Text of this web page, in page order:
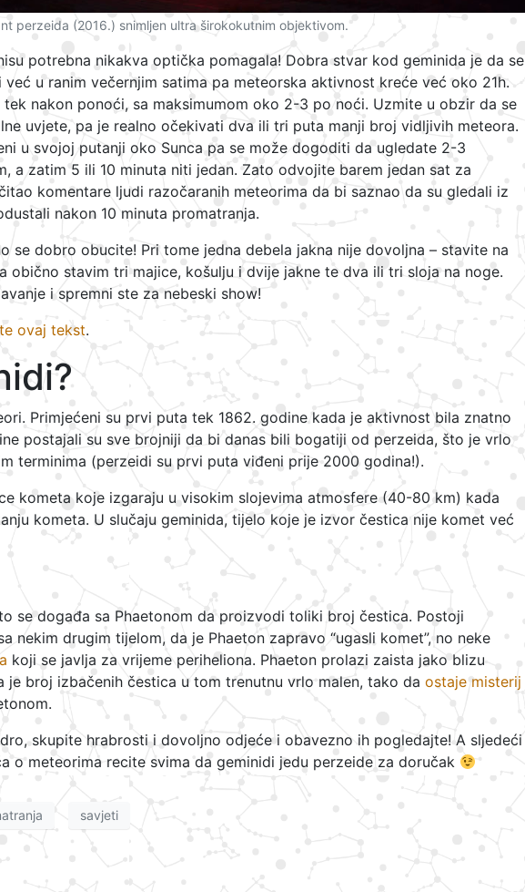
perzeida (2016.) snimljen ultra širokokutnim objektivom.
potrebna nikakva optička pomagala! Dobra stvar kod geminida je da se
u ranim večernjim satima pa meteorska aktivnost kreće već oko 21h.
nakon ponoći, sa maksimumom oko 2-3 po noći. Uzmite u obzir da se
uvjete, pa je realno očekivati dva ili tri puta manji broj vidljivih meteora.
u svojoj putanji oko Sunca pa se može dogoditi da ugledate 2-3
a zatim 5 ili 10 minuta niti jedan. Zato odvojite barem jedan sat za
komentare ljudi razočaranih meteorima da bi saznao da su gledali iz
nakon 10 minuta promatranja.
se dobro obucite! Pri tome jedna debela jakna nije dovoljna – stavite na
obično stavim tri majice, košulju i dvije jakne te dva ili tri sloja na noge.
i spremni ste za nebeski show!
ovaj tekst.
Primjećeni su prvi puta tek 1862. godine kada je aktivnost bila znatno
postajali su sve brojniji da bi danas bili bogatiji od perzeida, što je vrlo
terminima (perzeidi su prvi puta viđeni prije 2000 godina!).
kometa koje izgaraju u visokim slojevima atmosfere (40-80 km) kada
kometa. U slučaju geminida, tijelo koje je izvor čestica nije komet već
se događa sa Phaetonom da proizvodi toliki broj čestica. Postoji
nekim drugim tijelom, da je Phaeton zapravo “ugasli komet”, no neke
koji se javlja za vrijeme periheliona. Phaeton prolazi zaista jako blizu
je broj izbačenih čestica u tom trenutnu vrlo malen, tako da ostaje misterij
skupite hrabrosti i dovoljno odjeće i obavezno ih pogledajte! A sljedeći
o meteorima recite svima da geminidi jedu perzeide za doručak
savjeti